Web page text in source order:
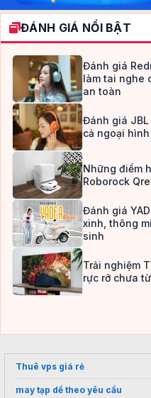
ĐÁNH GIÁ NỔI BẬT
Đánh giá
làm tai nghe
an toàn
Đánh giá
cả ngoại
Những điểm
Roborock
Đánh giá
xinh, thông
sinh
Trải nghiệm
rực rỡ chưa
Thuê vps giá rẻ
may tạp dề theo yêu cầu